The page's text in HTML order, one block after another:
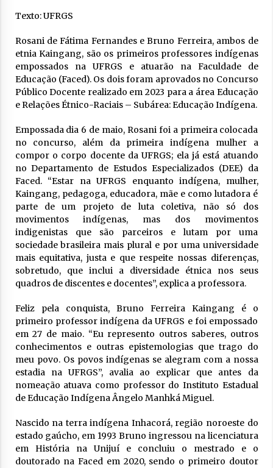
Texto: UFRGS
Rosani de Fátima Fernandes e Bruno Ferreira, ambos de
etnia Kaingang, são os primeiros professores indígenas
empossados na UFRGS e atuarão na Faculdade de
Educação (Faced). Os dois foram aprovados no Concurso
Público Docente realizado em 2023 para a área Educação
e Relações Étnico-Raciais – Subárea: Educação Indígena.
Empossada dia 6 de maio, Rosani foi a primeira colocada
no concurso, além da primeira indígena mulher a
compor o corpo docente da UFRGS; ela já está atuando
no Departamento de Estudos Especializados (DEE) da
Faced. “Estar na UFRGS enquanto indígena, mulher,
Kaingang, pedagoga, educadora, mãe e como lutadora é
parte de um projeto de luta coletiva, não só dos
movimentos indígenas, mas dos movimentos
indigenistas que são parceiros e lutam por uma
sociedade brasileira mais plural e por uma universidade
mais equitativa, justa e que respeite nossas diferenças,
sobretudo, que inclui a diversidade étnica nos seus
quadros de discentes e docentes”, explica a professora.
Feliz pela conquista, Bruno Ferreira Kaingang é o
primeiro professor indígena da UFRGS e foi empossado
em 27 de maio. “Eu represento outros saberes, outros
conhecimentos e outras epistemologias que trago do
meu povo. Os povos indígenas se alegram com a nossa
estadia na UFRGS”, avalia ao explicar que antes da
nomeação atuava como professor do Instituto Estadual
de Educação Indígena Ângelo Manhká Miguel.
Nascido na terra indígena Inhacorá, região noroeste do
estado gaúcho, em 1993 Bruno ingressou na licenciatura
em História na Unijuí e concluiu o mestrado e o
doutorado na Faced em 2020, sendo o primeiro doutor